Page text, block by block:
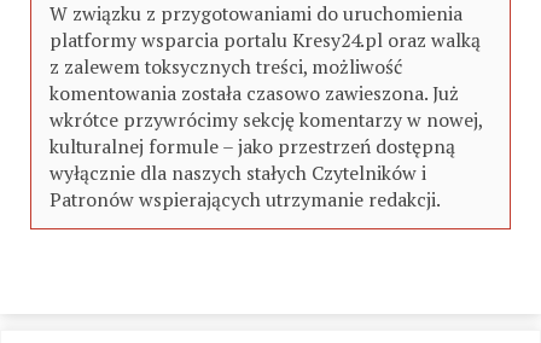
W związku z przygotowaniami do uruchomienia
platformy wsparcia portalu Kresy24.pl oraz walką
z zalewem toksycznych treści, możliwość
komentowania została czasowo zawieszona. Już
wkrótce przywrócimy sekcję komentarzy w nowej,
kulturalnej formule – jako przestrzeń dostępną
wyłącznie dla naszych stałych Czytelników i
Patronów wspierających utrzymanie redakcji.